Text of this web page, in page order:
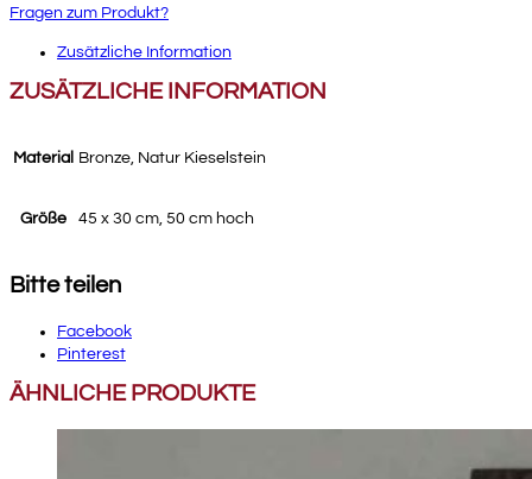
Fragen zum Produkt?
Zusätzliche Information
ZUSÄTZLICHE INFORMATION
Material Bronze, Natur Kieselstein
Größe 45 x 30 cm, 50 cm hoch
Bitte teilen
Facebook
Pinterest
ÄHNLICHE PRODUKTE